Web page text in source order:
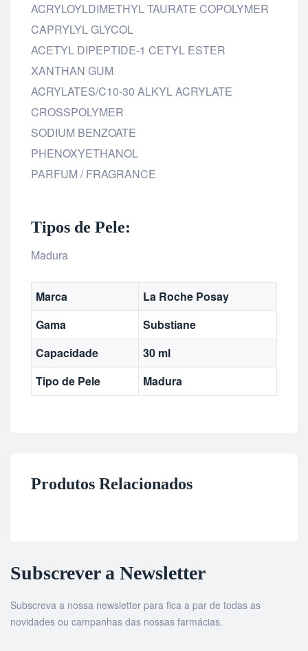
ACRYLOYLDIMETHYL TAURATE COPOLYMER
CAPRYLYL GLYCOL
ACETYL DIPEPTIDE-1 CETYL ESTER
XANTHAN GUM
ACRYLATES/C10-30 ALKYL ACRYLATE
CROSSPOLYMER
SODIUM BENZOATE
PHENOXYETHANOL
PARFUM / FRAGRANCE
Tipos de Pele:
Madura
Marca
La Roche Posay
Gama
Substiane
Capacidade
30 ml
Tipo de Pele
Madura
Produtos Relacionados
Subscrever a Newsletter
Subscreva a nossa newsletter para fica a par de todas as
novidades ou campanhas das nossas farmácias.